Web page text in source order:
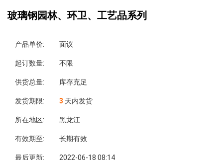
玻璃钢园林、环卫、工艺品系列
产品单价: 面议
起订数量: 不限
供货总量: 库存充足
发货期限: 3 天内发货
所在地区: 黑龙江
有效期至: 长期有效
最后更新: 2022-06-18 08:14